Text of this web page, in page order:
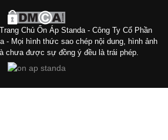
Chủ Ổn Áp Standa - Công Ty Cổ Phần
- Mọi hình thức sao chép nội dung, hình ảnh
chưa được sự đồng ý đều là trái phép.